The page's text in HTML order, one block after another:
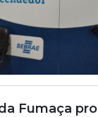
Fumaça